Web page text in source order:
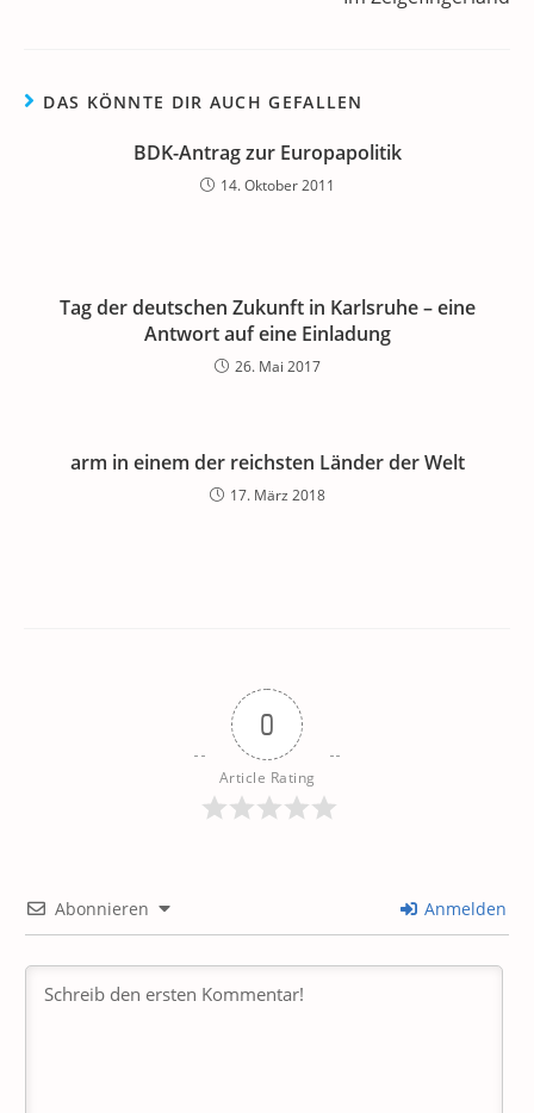
DAS KÖNNTE DIR AUCH GEFALLEN
BDK-Antrag zur Europapolitik
14. Oktober 2011
Tag der deutschen Zukunft in Karlsruhe – eine
Antwort auf eine Einladung
26. Mai 2017
arm in einem der reichsten Länder der Welt
17. März 2018
0
Article Rating
Abonnieren Anmelden